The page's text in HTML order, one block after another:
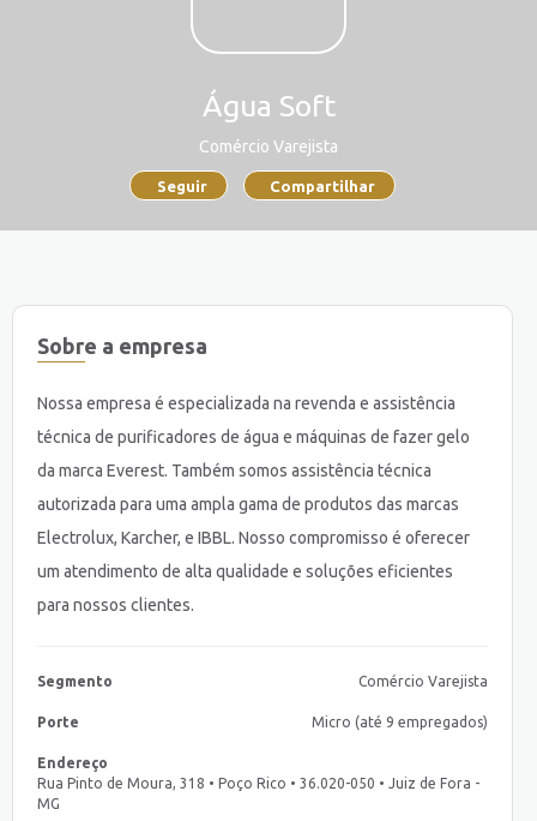
Água Soft
Comércio Varejista
Seguir Compartilhar
Sobre a empresa
Nossa empresa é especializada na revenda e assistência
técnica de purificadores de água e máquinas de fazer gelo
da marca Everest. Também somos assistência técnica
autorizada para uma ampla gama de produtos das marcas
Electrolux, Karcher, e IBBL. Nosso compromisso é oferecer
um atendimento de alta qualidade e soluções eficientes
para nossos clientes.
Segmento Comércio Varejista
Porte Micro (até 9 empregados)
Endereço
Rua Pinto de Moura, 318 • Poço Rico • 36.020-050 • Juiz de Fora -
MG